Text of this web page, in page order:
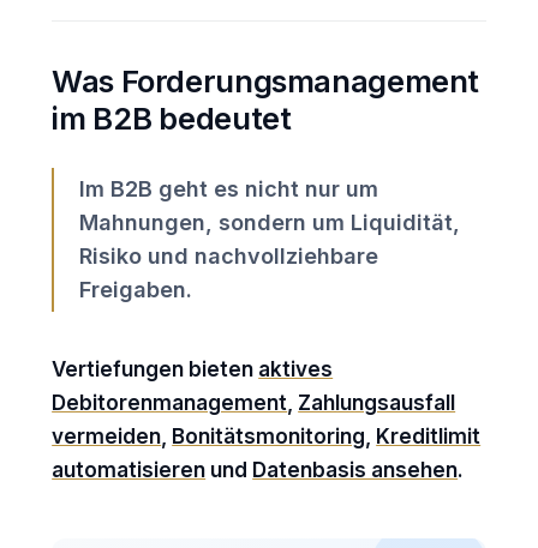
Was Forderungsmanagement
im B2B bedeutet
Im B2B geht es nicht nur um
Mahnungen, sondern um Liquidität,
Risiko und nachvollziehbare
Freigaben.
Vertiefungen bieten aktives
Debitorenmanagement, Zahlungsausfall
vermeiden, Bonitätsmonitoring, Kreditlimit
automatisieren und Datenbasis ansehen.